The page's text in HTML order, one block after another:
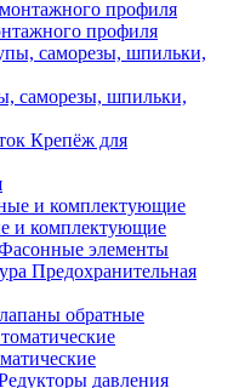
профиля
саморезы, шпильки,
Крепёж для
и комплектующие
элементы
Предохранительная
обратные
давления